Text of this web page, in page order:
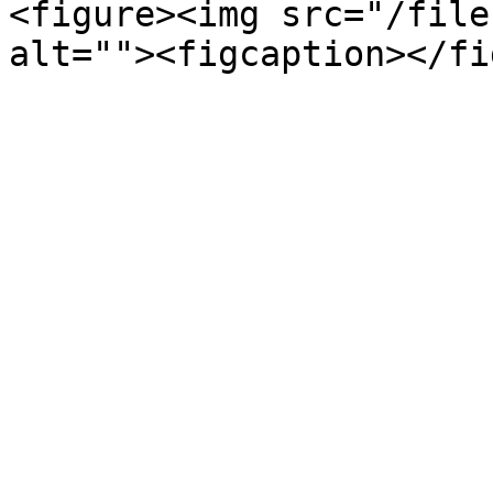
<figure><img src="/files/